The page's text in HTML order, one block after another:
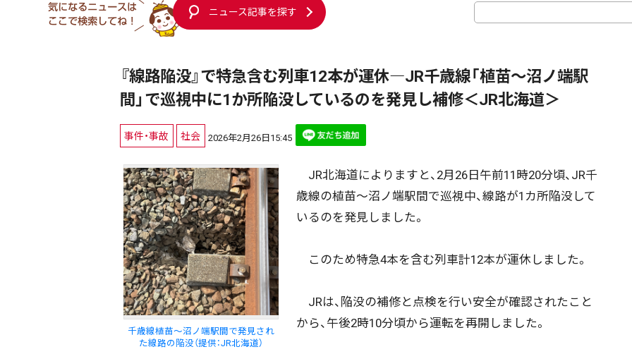
ニュース記事を探す
『線路陥没』で特急含む列車12本が運休―JR千歳線「植苗～沼ノ端駅
間」で巡視中に1か所陥没しているのを発見し補修＜JR北海道＞
事件・事故 社会 2026年2月26日15:45
千歳線植苗～沼ノ端駅間で発見され
た線路の陥没（提供：JR北海道）
JR北海道によりますと、2月26日午前11時20分頃、JR千
歳線の植苗～沼ノ端駅間で巡視中、線路が1カ所陥没して
いるのを発見しました。
このため特急4本を含む列車計12本が運休しました。
JRは、陥没の補修と点検を行い安全が確認されたこと
から、午後2時10分頃から運転を再開しました。